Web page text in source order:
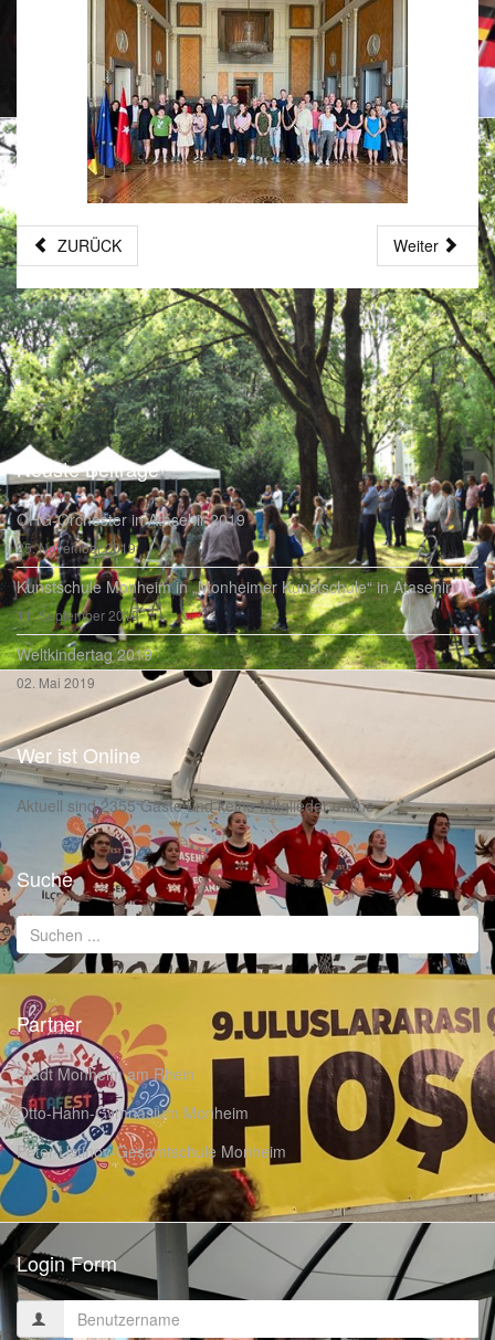
ZURÜCK Weiter
Neuste Beiträge
OHG-Orchester in Ataşehir 2019
25. November 2019
Kunstschule Monheim in „Monheimer Kunstschule“ in Atasehir
11. September 2019
Weltkindertag 2019
02. Mai 2019
Wer ist Online
Aktuell sind 2355 Gäste und keine Mitglieder online
Suche
Partner
Stadt Monheim am Rhein
Otto-Hahn-Gymnasium Monheim
Peter-Ustinov-Gesamtschule Monheim
Login Form